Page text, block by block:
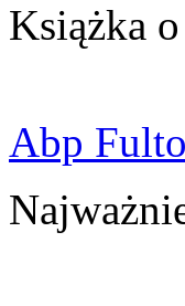
Książka
Abp